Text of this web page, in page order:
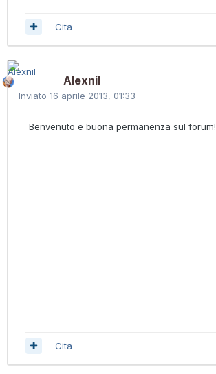
Cita
Alexnil
Inviato 16 aprile 2013, 01:33
Benvenuto e buona permanenza sul forum!
Cita